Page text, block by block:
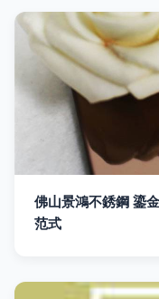
佛山景鴻不銹鋼 鎏
范式